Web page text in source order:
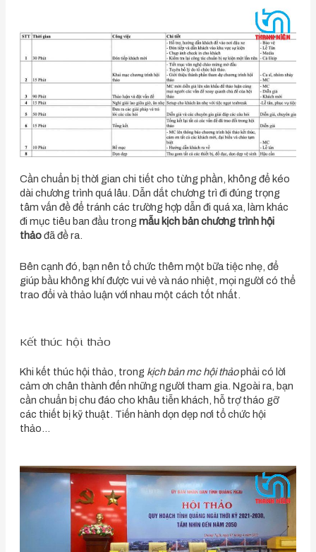
Cần chuẩn bị thời gian chi tiết cho từng phần, không để kéo
dài chương trình quá lâu. Dẫn dắt chương trì đi đúng trọng
tâm vấn đề để tránh các trường hợp dẫn đi quá xa, làm khác
đi mục tiêu ban đầu trong mẫu kịch bản chương trình hội
thảođã đề ra.
Bên cạnh đó, bạn nên tổ chức thêm một bữa tiệc nhẹ, để
giúp bầu không khí được vui vẻ và náo nhiệt, mọi người có thể
trao đổi và thảo luận với nhau một cách tốt nhất.
Kết thúc hội thảo
Khi kết thúc hội thảo, trong kịch bản mc hội thảophải có lời
cảm ơn chân thành đến những người tham gia. Ngoài ra, bạn
cần chuẩn bị chu đáo cho khâu tiễn khách, hỗ trợ tháo gỡ
các thiết bị kỹ thuật. Tiến hành dọn dẹp nơi tổ chức hội
thảo…